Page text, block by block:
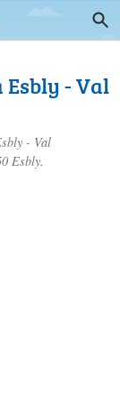
Esbly - Val
- Val
Esbly.